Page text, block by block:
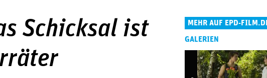
Schicksal ist
MEHR AUF EPD-
GALERIEN